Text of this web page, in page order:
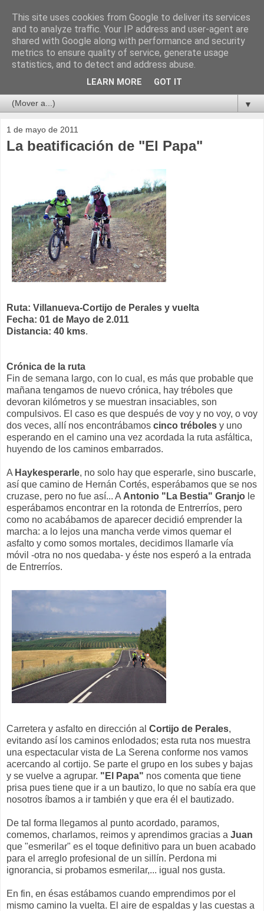
▼
1 de mayo de 2011
La beatificación de "El Papa"
Ruta: Villanueva-Cortijo de Perales y vuelta
Fecha: 01 de Mayo de 2.011
Distancia: 40 kms.
Crónica de la ruta
Fin de semana largo, con lo cual, es más que probable que
mañana tengamos de nuevo crónica, hay tréboles que
devoran kilómetros y se muestran insaciables, son
compulsivos. El caso es que después de voy y no voy, o voy
dos veces, allí nos encontrábamos cinco tréboles y uno
esperando en el camino una vez acordada la ruta asfáltica,
huyendo de los caminos embarrados.
A Haykesperarle, no solo hay que esperarle, sino buscarle,
así que camino de Hernán Cortés, esperábamos que se nos
cruzase, pero no fue así... A Antonio "La Bestia" Granjo le
esperábamos encontrar en la rotonda de Entrerríos, pero
como no acabábamos de aparecer decidió emprender la
marcha: a lo lejos una mancha verde vimos quemar el
asfalto y como somos mortales, decidimos llamarle vía
móvil -otra no nos quedaba- y éste nos esperó a la entrada
de Entrerríos.
Carretera y asfalto en dirección al Cortijo de Perales,
evitando así los caminos enlodados; esta ruta nos muestra
una espectacular vista de La Serena conforme nos vamos
acercando al cortijo. Se parte el grupo en los subes y bajas
y se vuelve a agrupar. "El Papa" nos comenta que tiene
prisa pues tiene que ir a un bautizo, lo que no sabía era que
nosotros íbamos a ir también y que era él el bautizado.
De tal forma llegamos al punto acordado, paramos,
comemos, charlamos, reimos y aprendimos gracias a Juan
que "esmerilar" es el toque definitivo para un buen acabado
para el arreglo profesional de un sillín. Perdona mi
ignorancia, si probamos esmerilar,... igual nos gusta.
En fin, en ésas estábamos cuando emprendimos por el
mismo camino la vuelta. El aire de espaldas y las cuestas a
This site uses cookies from Google to deliver its services
and to analyze traffic. Your IP address and user-agent are
shared with Google along with performance and security
metrics to ensure quality of service, generate usage
statistics, and to detect and address abuse.
LEARN MORE GOT IT